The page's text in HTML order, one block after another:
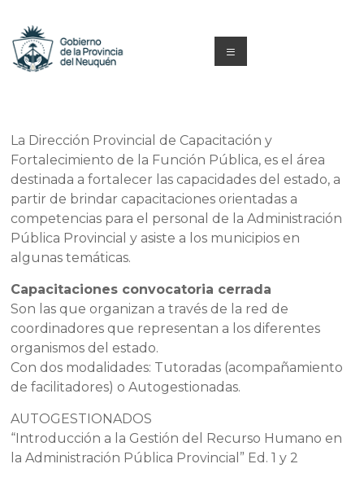
contenido
y
Formación
Neuquén
Menú
La Dirección Provincial de Capacitación y
Fortalecimiento de la Función Pública, es el área
destinada a fortalecer las capacidades del estado, a
partir de brindar capacitaciones orientadas a
competencias para el personal de la Administración
Pública Provincial y asiste a los municipios en
algunas temáticas.
Capacitaciones convocatoria cerrada
Son las que organizan a través de la red de
coordinadores que representan a los diferentes
organismos del estado.
Con dos modalidades: Tutoradas (acompañamiento
de facilitadores) o Autogestionadas.
AUTOGESTIONADOS
“Introducción a la Gestión del Recurso Humano en
la Administración Pública Provincial” Ed. 1 y 2